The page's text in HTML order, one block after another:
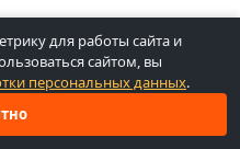
для работы сайта и
сайтом, вы
персональных данных.